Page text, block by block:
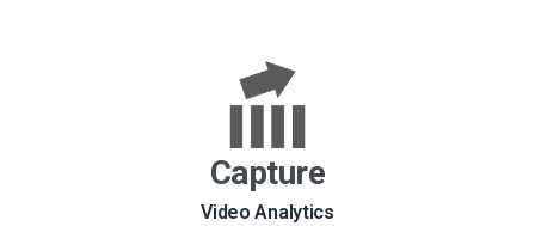
Capture
Video Analytics